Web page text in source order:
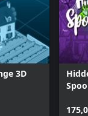
3D